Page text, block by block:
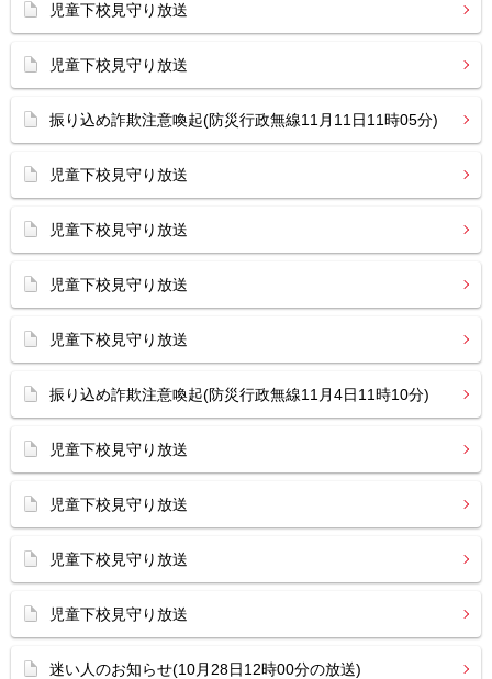
児童下校見守り放送
児童下校見守り放送
振り込め詐欺注意喚起(防災行政無線11月11日11時05分)
児童下校見守り放送
児童下校見守り放送
児童下校見守り放送
児童下校見守り放送
振り込め詐欺注意喚起(防災行政無線11月4日11時10分)
児童下校見守り放送
児童下校見守り放送
児童下校見守り放送
児童下校見守り放送
迷い人のお知らせ(10月28日12時00分の放送)